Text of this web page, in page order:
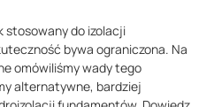
stosowany do izolacji
bywa ograniczona. Na
omówiliśmy wady tego
alternatywne, bardziej